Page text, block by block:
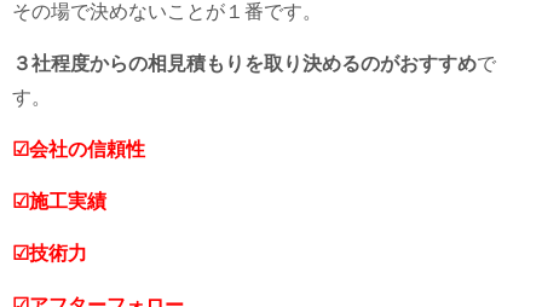
その場で決めないことが１番です。
３社程度からの相見積もりを取り決めるのがおすすめで
す。
☑会社の信頼性
☑施工実績
☑技術力